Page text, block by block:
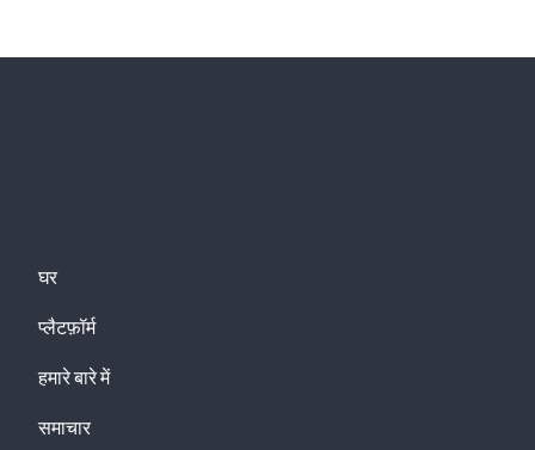
घर
प्लैटफ़ॉर्म
हमारे बारे में
समाचार